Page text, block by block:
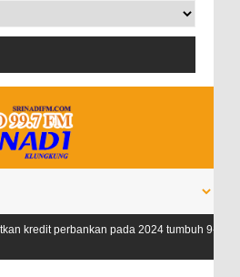
pada 2024 tumbuh 9-11